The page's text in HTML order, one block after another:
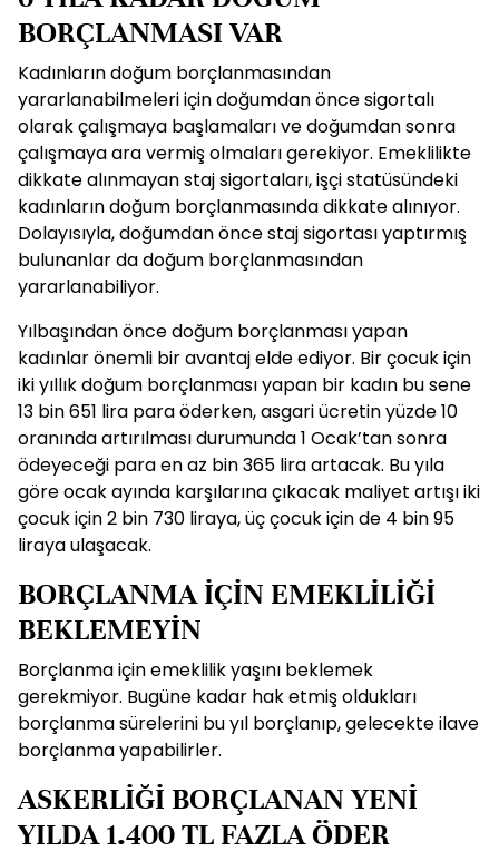
BORÇLANMASI VAR
Kadınların doğum borçlanmasından
yararlanabilmeleri için doğumdan önce sigortalı
olarak çalışmaya başlamaları ve doğumdan sonra
çalışmaya ara vermiş olmaları gerekiyor. Emeklilikte
dikkate alınmayan staj sigortaları, işçi statüsündeki
kadınların doğum borçlanmasında dikkate alınıyor.
Dolayısıyla, doğumdan önce staj sigortası yaptırmış
bulunanlar da doğum borçlanmasından
yararlanabiliyor.
Yılbaşından önce doğum borçlanması yapan
kadınlar önemli bir avantaj elde ediyor. Bir çocuk için
iki yıllık doğum borçlanması yapan bir kadın bu sene
13 bin 651 lira para öderken, asgari ücretin yüzde 10
oranında artırılması durumunda 1 Ocak’tan sonra
ödeyeceği para en az bin 365 lira artacak. Bu yıla
göre ocak ayında karşılarına çıkacak maliyet artışı iki
çocuk için 2 bin 730 liraya, üç çocuk için de 4 bin 95
liraya ulaşacak.
BORÇLANMA İÇİN EMEKLİLİĞİ
BEKLEMEYİN
Borçlanma için emeklilik yaşını beklemek
gerekmiyor. Bugüne kadar hak etmiş oldukları
borçlanma sürelerini bu yıl borçlanıp, gelecekte ilave
borçlanma yapabilirler.
ASKERLİĞİ BORÇLANAN YENİ
YILDA 1.400 TL FAZLA ÖDER